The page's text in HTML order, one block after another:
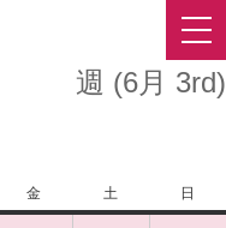
週 (6月 3rd)
金
曜
土
曜
日
曜